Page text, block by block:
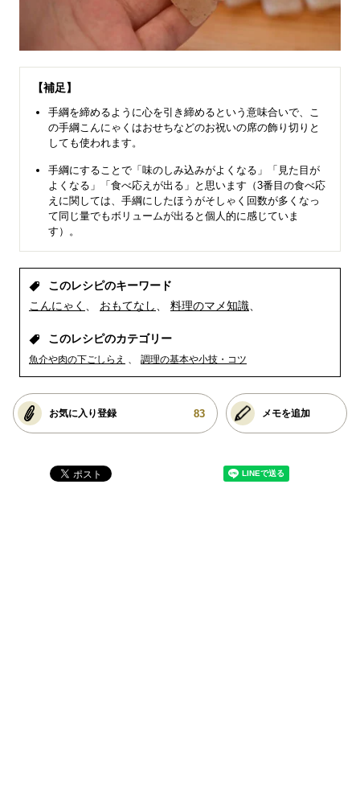
【補足】
手綱を締めるように心を引き締めるという意味合いで、こ
の手綱こんにゃくはおせちなどのお祝いの席の飾り切りと
しても使われます。
手綱にすることで「味のしみ込みがよくなる」「見た目が
よくなる」「食べ応えが出る」と思います（3番目の食べ応
えに関しては、手綱にしたほうがそしゃく回数が多くなっ
て同じ量でもボリュームが出ると個人的に感じていま
す）。
このレシピのキーワード
こんにゃく
おもてなし 料理のマメ知識
このレシピのカテゴリー
魚介や肉の下ごしらえ 調理の基本や小技・コツ
お気に入り登録 83 メモを追加